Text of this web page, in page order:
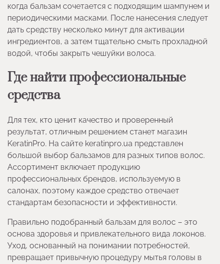
когда бальзам сочетается с подходящим шампунем и
периодическими масками. После нанесения следует
дать средству несколько минут для активации
ингредиентов, а затем тщательно смыть прохладной
водой, чтобы закрыть чешуйки волоса.
Где найти профессиональные
средства
Для тех, кто ценит качество и проверенный
результат, отличным решением станет магазин
KeratinPro. На сайте keratinpro.ua представлен
большой выбор бальзамов для разных типов волос.
Ассортимент включает продукцию
профессиональных брендов, используемую в
салонах, поэтому каждое средство отвечает
стандартам безопасности и эффективности.
Правильно подобранный бальзам для волос – это
основа здоровья и привлекательного вида локонов.
Уход, основанный на понимании потребностей,
превращает привычную процедуру мытья головы в